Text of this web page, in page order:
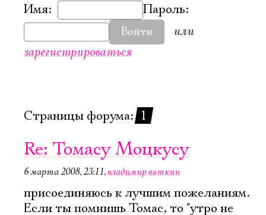
Имя:
Пароль:
Войти
или
зарегистрироваться
Страницы форума: 1
Re: Томасу Моцкусу
6 марта 2008, 23:11, владимир вяткин
присоединяюсь к лучшим пожеланиям.
Если ты помнишь Томас, то "утро не